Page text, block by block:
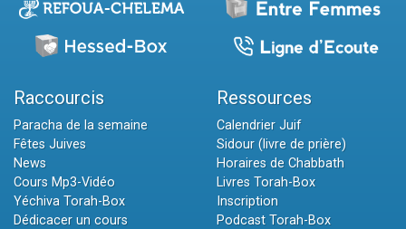
Raccourcis
Paracha de la semaine
Fêtes Juives
News
Cours Mp3-Vidéo
Yéchiva Torah-Box
Dédicacer un cours
Ressources
Calendrier Juif
Sidour (livre de prière)
Horaires de Chabbath
Livres Torah-Box
Inscription
Podcast Torah-Box